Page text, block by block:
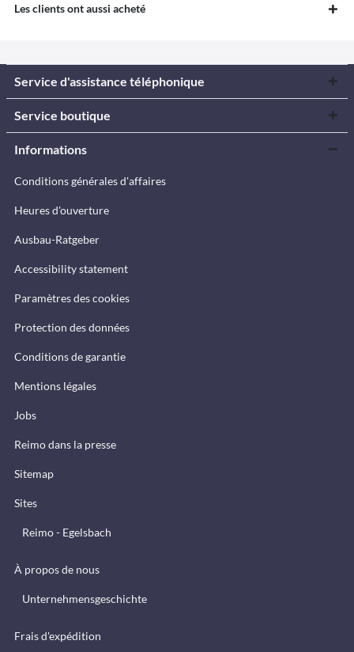
Les clients ont aussi acheté
Service d'assistance téléphonique
Service boutique
Informations
Conditions générales d'affaires
Heures d'ouverture
Ausbau-Ratgeber
Accessibility statement
Paramètres des cookies
Protection des données
Conditions de garantie
Mentions légales
Jobs
Reimo dans la presse
Sitemap
Sites
Reimo - Egelsbach
À propos de nous
Unternehmensgeschichte
Frais d'expédition